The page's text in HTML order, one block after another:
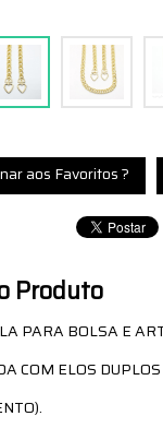
aos Favoritos ?
Produto
PARA BOLSA E
COM ELOS